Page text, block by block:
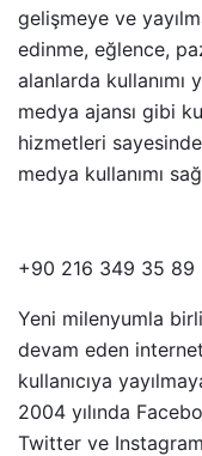
gelişmeye ve
edinme, eğlence,
alanlarda kullanımı
medya ajansı gibi
hizmetleri
medya kullanımı
+90 216 349 35 89
Yeni milenyumla
devam eden
kullanıcıya
2004 yılında
Twitter ve